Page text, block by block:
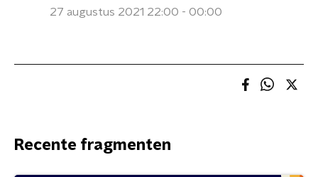
27 augustus 2021 22:00 - 00:00
Recente fragmenten